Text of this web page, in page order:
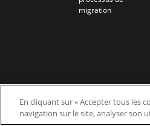
migration
En cliquant sur « Accepter tous les
navigation sur le site, analyser son